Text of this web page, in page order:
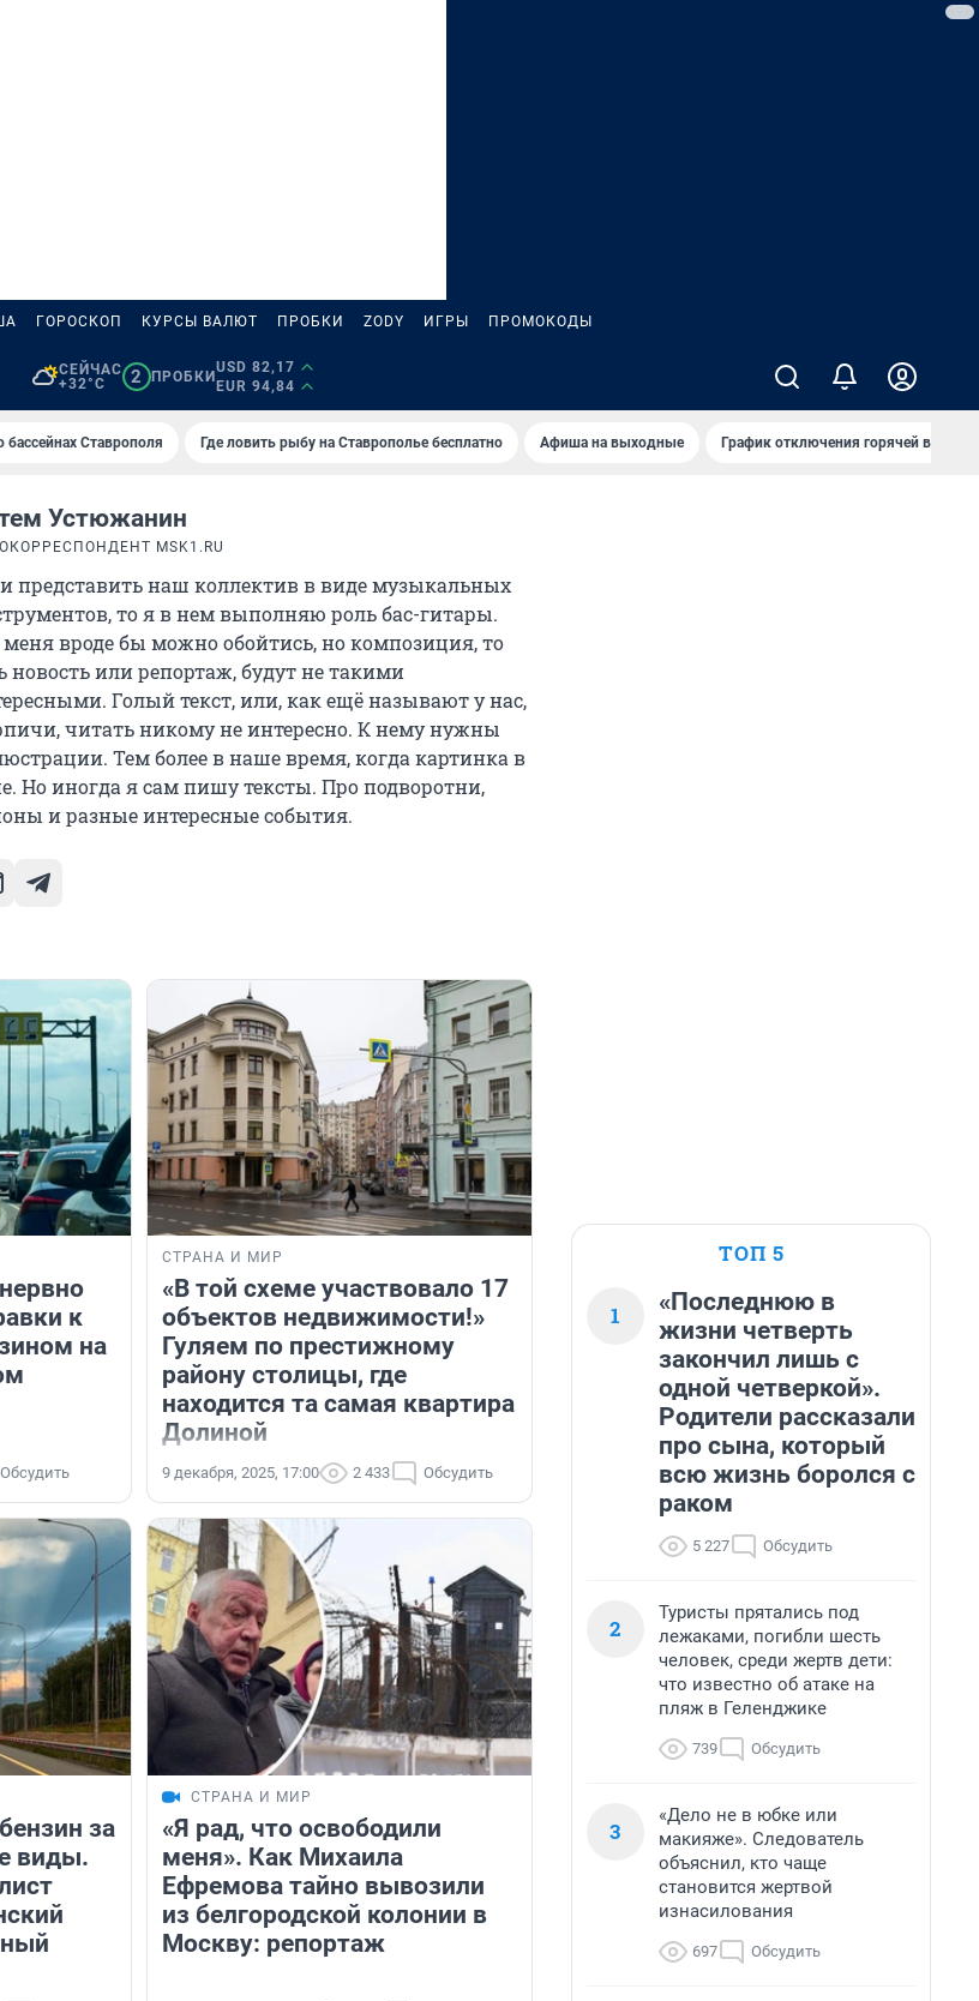
ГОРОСКОП КУРСЫ ВАЛЮТ ПРОБКИ ZODY ИГРЫ ПРОМОКОДЫ
СЕЙЧАС
+32°C
2 ПРОБКИ
USD 82,17
EUR 94,84
Ставрополя Где ловить рыбу на Ставрополье бесплатно Афиша на выходные График отключения горячей воды в
Устюжанин
MSK1.RU
представить наш коллектив в виде музыкальных
то я в нем выполняю роль бас-гитары.
меня вроде бы можно обойтись, но композиция, то
новость или репортаж, будут не такими
Голый текст, или, как ещё называют у нас,
читать никому не интересно. К нему нужны
Тем более в наше время, когда картинка в
Но иногда я сам пишу тексты. Про подворотни,
и разные интересные события.
к
на
Обсудить
СТРАНА И МИР
«В той схеме участвовало 17
объектов недвижимости!»
Гуляем по престижному
району столицы, где
находится та самая квартира
Долиной
9 декабря, 2025, 17:00 2 433 Обсудить
за
виды.
СТРАНА И МИР
«Я рад, что освободили
меня». Как Михаила
Ефремова тайно вывозили
из белгородской колонии в
Москву: репортаж
ТОП 5
1
«Последнюю в
жизни четверть
закончил лишь с
одной четверкой».
Родители рассказали
про сына, который
всю жизнь боролся с
раком
5 227 Обсудить
2
Туристы прятались под
лежаками, погибли шесть
человек, среди жертв дети:
что известно об атаке на
пляж в Геленджике
739 Обсудить
3
«Дело не в юбке или
макияже». Следователь
объяснил, кто чаще
становится жертвой
изнасилования
697 Обсудить